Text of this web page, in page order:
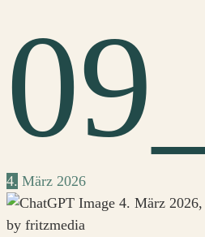
4. März 2026
by fritzmedia